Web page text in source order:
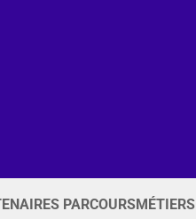
PARCOURSMÉTIERS